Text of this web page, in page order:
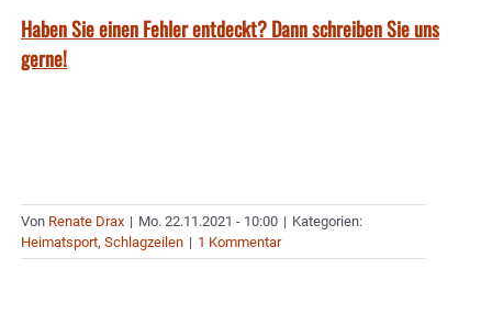
Haben Sie einen Fehler entdeckt? Dann schreiben Sie uns
gerne!
Von Renate Drax | Mo. 22.11.2021 - 10:00 | Kategorien:
Heimatsport, Schlagzeilen | 1 Kommentar